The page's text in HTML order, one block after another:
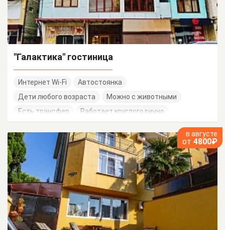
"Галактика" гостиница
Интернет Wi-Fi
Автостоянка
Дети любого возраста
Можно с животными
Есть трансфер
Работает круглогодично
в августе
от 4800₽